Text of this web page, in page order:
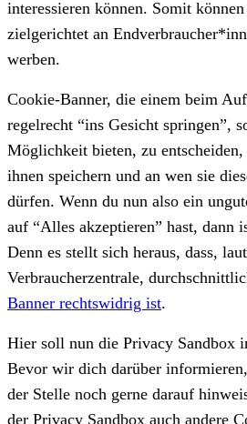
interessieren können. Somit
zielgerichtet an
werben.
Cookie-Banner, die einem beim
regelrecht “ins Gesicht springen”,
Möglichkeit bieten, zu
ihnen speichern und an wen sie
dürfen. Wenn du nun also ein
auf “Alles akzeptieren” hast, dann
Denn es stellt sich heraus, dass,
Verbraucherzentrale,
Banner rechtswidrig ist.
Hier soll nun die Privacy Sandbox
Bevor wir dich darüber
der Stelle noch gerne darauf
der Privacy Sandbox auch andere